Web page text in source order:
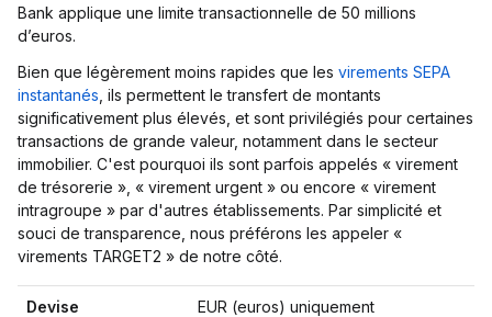
Bank applique une limite transactionnelle de 50 millions
d’euros.
Bien que légèrement moins rapides que les virements SEPA
instantanés , ils permettent le transfert de montants
significativement plus élevés, et sont privilégiés pour certaines
transactions de grande valeur, notamment dans le secteur
immobilier. C'est pourquoi ils sont parfois appelés « virement
de trésorerie », « virement urgent » ou encore « virement
intragroupe » par d'autres établissements. Par simplicité et
souci de transparence, nous préférons les appeler «
virements TARGET2 » de notre côté.
Devise EUR (euros) uniquement